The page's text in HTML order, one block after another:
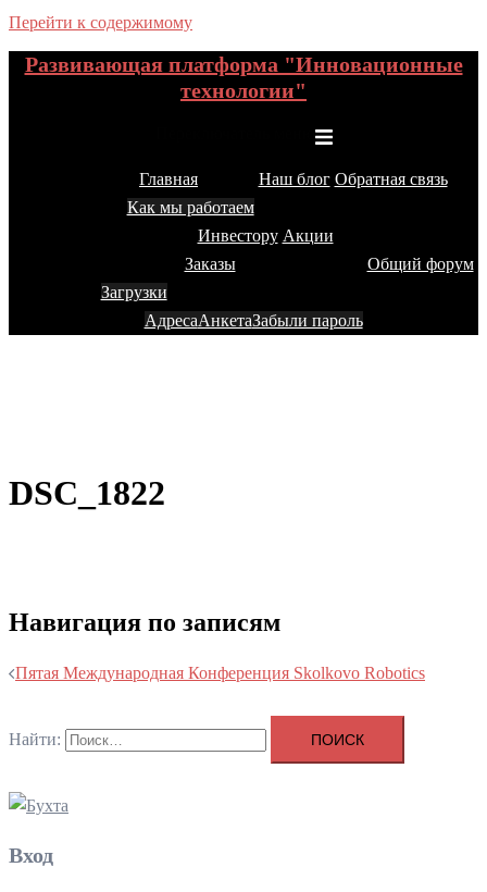
Перейти к содержимому
Развивающая платформа "Инновационные
технологии"
Главная
Как мы работаем
Наш блог Обратная связь
Инвестору Акции
Заказы
Загрузки
АдресаАнкетаЗабыли пароль
Общий форум
DSC_1822
Навигация по записям
Пятая Международная Конференция Skolkovo Robotics
Найти:
Вход